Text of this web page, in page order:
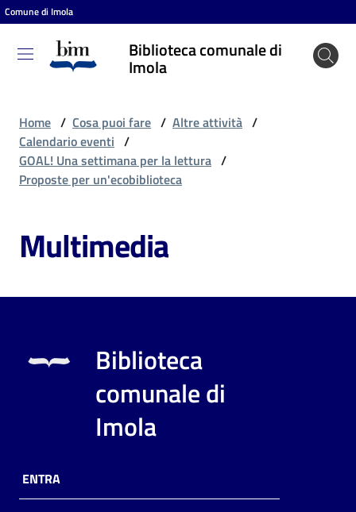
Vai al contenuto
Vai alla navigazione
Vai al footer
Comune di Imola
Biblioteca comunale di
Imola
Biblioteca
comunale
Entra
Cosa
puoi
Home / Cosa puoi fare / Altre attività /
Calendario eventi /
GOAL! Una settimana per la lettura /
Proposte per un'ecobiblioteca
Multimedia
Biblioteca
comunale di
Imola
ENTRA